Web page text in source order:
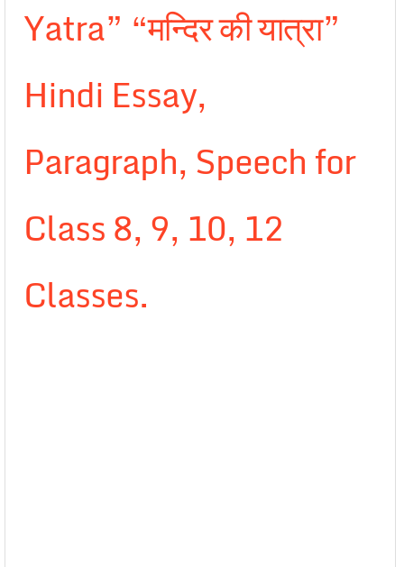
Yatra” “मन्दिर की यात्रा”
Hindi Essay,
Paragraph, Speech for
Class 8, 9, 10, 12
Classes.